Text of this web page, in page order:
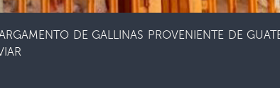
DE GALLINAS PROVENIENTE DE